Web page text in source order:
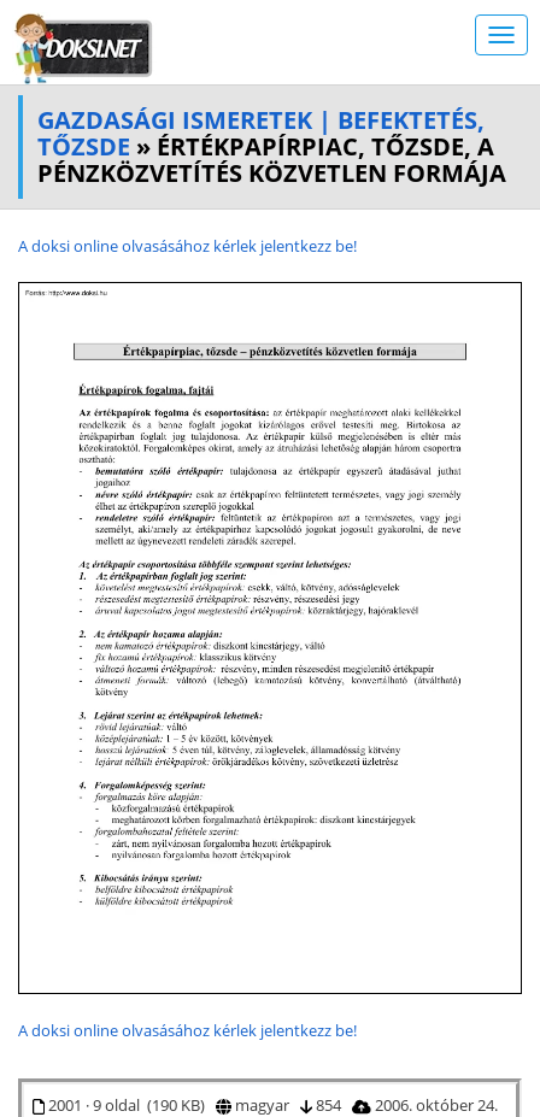
GAZDASÁGI ISMERETEK | BEFEKTETÉS,
TŐZSDE » ÉRTÉKPAPÍRPIAC, TŐZSDE, A
PÉNZKÖZVETÍTÉS KÖZVETLEN FORMÁJA
A doksi online olvasásához kérlek jelentkezz be!
A doksi online olvasásához kérlek jelentkezz be!
2001 · 9 oldal (190 KB) magyar 854 2006. október 24.